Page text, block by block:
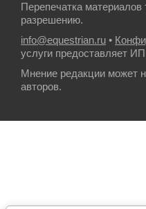
Перепечатка
разрешению.
info@equestrian.ru •
услуги предоставляет
Мнение редакции может
авторов.